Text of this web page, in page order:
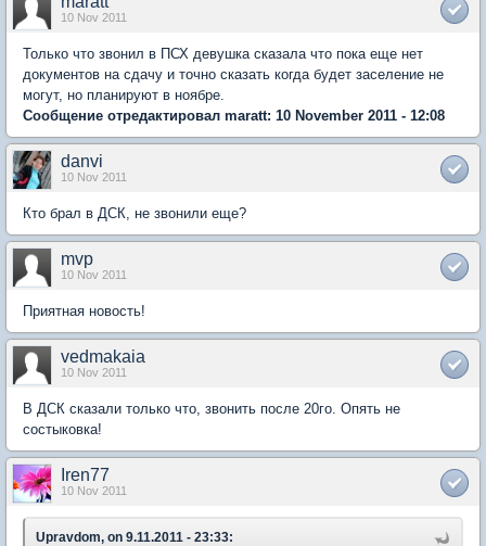
10 Nov 2011
Только что звонил в ПСХ девушка сказала что пока еще нет
документов на сдачу и точно сказать когда будет заселение не
могут, но планируют в ноябре.
Сообщение отредактировал maratt: 10 November 2011 - 12:08
danvi
10 Nov 2011
Кто брал в ДСК, не звонили еще?
mvp
10 Nov 2011
Приятная новость!
vedmakaia
10 Nov 2011
В ДСК сказали только что, звонить после 20го. Опять не
состыковка!
Iren77
10 Nov 2011
Upravdom, on 9.11.2011 - 23:33: